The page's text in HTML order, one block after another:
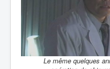
Le même quelques